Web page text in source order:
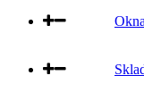
Okna